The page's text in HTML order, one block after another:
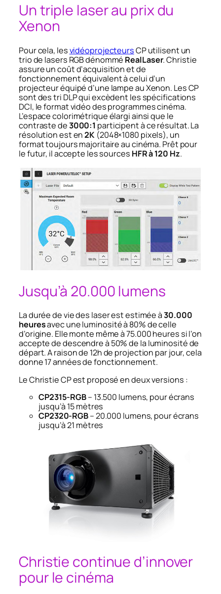
Un triple laser au prix du
Xenon
Pour cela, lesvidéoprojecteursCP utilisent un
trio de lasers RGB dénommé RealLaser. Christie
assure un coût d’acquisition et de
fonctionnement équivalent à celui d’un
projecteur équipé d’une lampe au Xenon. Les CP
sont des tri DLP qui excèdent les spécifications
DCI, le format vidéo des programmes cinéma.
L’espace colorimétrique élargi ainsi que le
contraste de3000:1 participent à ce résultat. La
résolution est en2K (2048×1080 pixels), un
format toujours majoritaire au cinéma. Prêt pour
le futur, il accepte les sources HFR à 120 Hz.
Jusqu’à 20.000 lumens
La durée de vie des laser est estimée à30.000
heuresavec une luminosité à 80% de celle
d’origine. Elle monte même à 75.000 heures si l’on
accepte de descendre à 50% de la luminosité de
départ. A raison de 12h de projection par jour, cela
donne 17 années de fonctionnement.
Le Christie CP est proposé en deux versions :
CP2315-RGB– 13.500 lumens, pour écrans
jusqu’à 15 mètres
CP2320-RGB– 20.000 lumens, pour écrans
jusqu’à 21 mètres
Christie continue d’innover
pour le cinéma